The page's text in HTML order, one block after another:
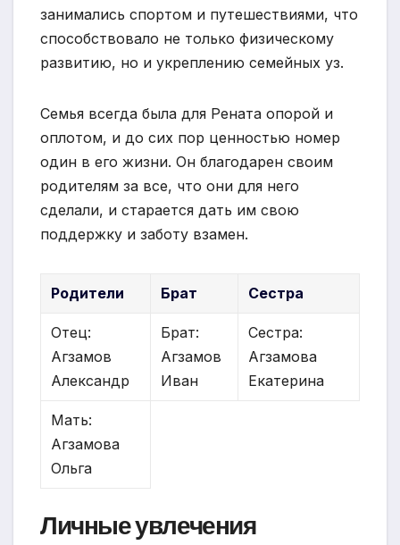
занимались спортом и путешествиями, что
способствовало не только физическому
развитию, но и укреплению семейных уз.
Семья всегда была для Рената опорой и
оплотом, и до сих пор ценностью номер
один в его жизни. Он благодарен своим
родителям за все, что они для него
сделали, и старается дать им свою
поддержку и заботу взамен.
Родители Брат Сестра
Отец:
Агзамов
Александр
Брат:
Агзамов
Иван
Сестра:
Агзамова
Екатерина
Мать:
Агзамова
Ольга
Личные увлечения